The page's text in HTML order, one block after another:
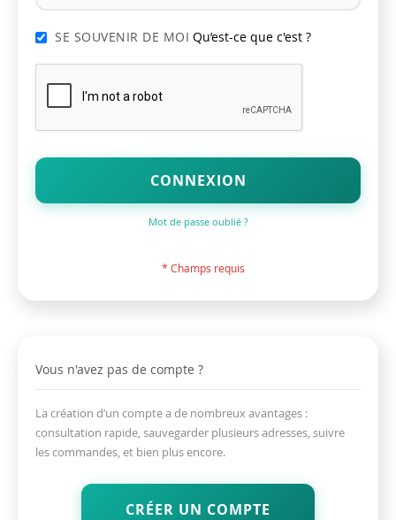
SE SOUVENIR DE MOI Qu’est-ce que c'est ?
CONNEXION
Mot de passe oublié ?
Vous n'avez pas de compte ?
La création d’un compte a de nombreux avantages :
consultation rapide, sauvegarder plusieurs adresses, suivre
les commandes, et bien plus encore.
CRÉER UN COMPTE